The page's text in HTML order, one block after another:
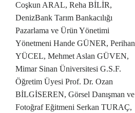
Coşkun ARAL, Reha BİLİR,
DenizBank Tarım Bankacılığı
Pazarlama ve Ürün Yönetimi
Yönetmeni Hande GÜNER, Perihan
YÜCEL, Mehmet Aslan GÜVEN,
Mimar Sinan Üniversitesi G.S.F.
Öğretim Üyesi Prof. Dr. Ozan
BİLGİSEREN, Görsel Danışman ve
Fotoğraf Eğitmeni Serkan TURAÇ,